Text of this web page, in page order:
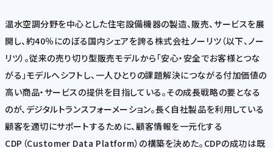
温水空調分野を中心とした住宅設備機器の製造、販売、サービスを展
開し、約40％にのぼる国内シェアを誇る株式会社ノーリツ（以下、ノー
リツ）。従来の売り切り型販売モデルから「安心・安全でお客様とつな
がる」モデルへシフトし、一人ひとりの課題解決につながる付加価値の
高い商品・サービスの提供を目指している。その成長戦略の要となる
のが、デジタルトランスフォーメーション。長く自社製品を利用している
顧客を適切にサポートするために、顧客情報を一元化する
CDP（Customer Data Platform）の構築を決めた。CDPの成功は既